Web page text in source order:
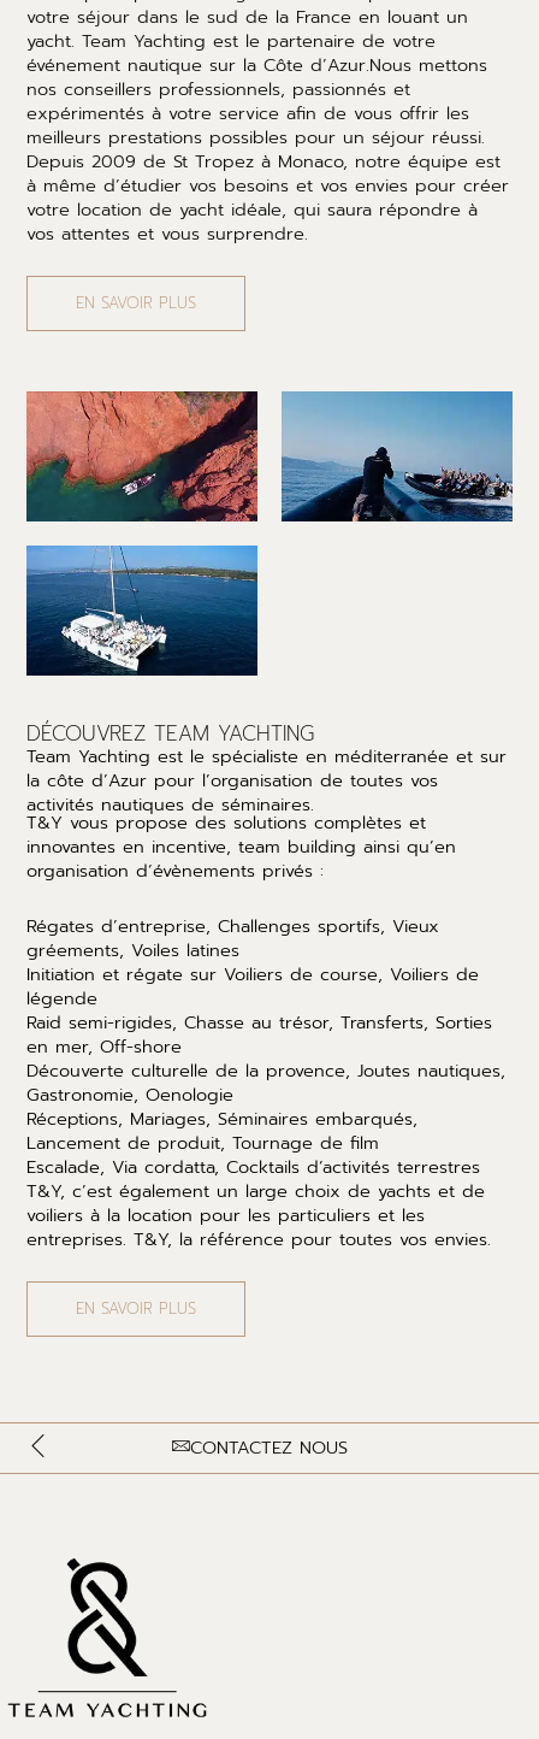
votre séjour dans le sud de la France en louant un
yacht. Team Yachting est le partenaire de votre
événement nautique sur la Côte d’Azur.Nous mettons
nos conseillers professionnels, passionnés et
expérimentés à votre service afin de vous offrir les
meilleurs prestations possibles pour un séjour réussi.
Depuis 2009 de St Tropez à Monaco, notre équipe est
à même d’étudier vos besoins et vos envies pour créer
votre location de yacht idéale, qui saura répondre à
vos attentes et vous surprendre.
EN SAVOIR PLUS
DÉCOUVREZ TEAM YACHTING
Team Yachting est le spécialiste en méditerranée et sur
la côte d’Azur pour l’organisation de toutes vos
activités nautiques de séminaires.
T&Y vous propose des solutions complètes et
innovantes en incentive, team building ainsi qu’en
organisation d’évènements privés :
Régates d’entreprise, Challenges sportifs, Vieux
gréements, Voiles latines
Initiation et régate sur Voiliers de course, Voiliers de
légende
Raid semi-rigides, Chasse au trésor, Transferts, Sorties
en mer, Off-shore
Découverte culturelle de la provence, Joutes nautiques,
Gastronomie, Oenologie
Réceptions, Mariages, Séminaires embarqués,
Lancement de produit, Tournage de film
Escalade, Via cordatta, Cocktails d’activités terrestres
T&Y, c’est également un large choix de yachts et de
voiliers à la location pour les particuliers et les
entreprises. T&Y, la référence pour toutes vos envies.
EN SAVOIR PLUS
CONTACTEZ NOUS